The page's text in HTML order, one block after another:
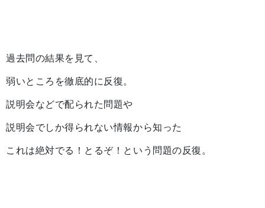
過去問の結果を見て、
弱いところを徹底的に反復。
説明会などで配られた問題や
説明会でしか得られない情報から知った
これは絶対でる！とるぞ！という問題の反復。